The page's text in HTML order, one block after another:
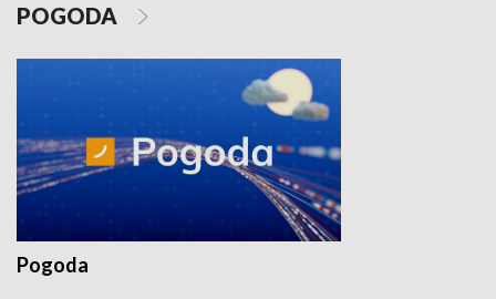
POGODA
Pogoda